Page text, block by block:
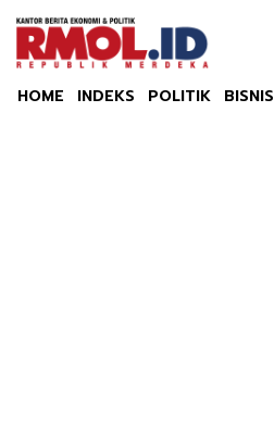
HOME INDEKS POLITIK BISNIS